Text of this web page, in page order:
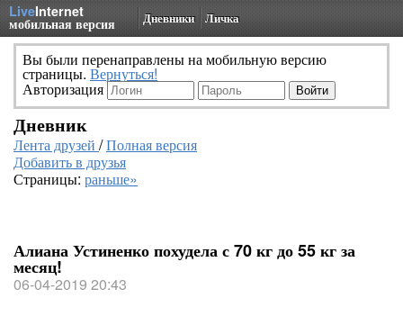
LiveInternet
мобильная версия Дневники Личка
Вы были перенаправлены на мобильную версию
страницы. Вернуться!
Авторизация
Дневник
Лента друзей /Полная версия
Добавить в друзья
Страницы: раньше»
Алиана Устиненко похудела с 70 кг до 55 кг за
месяц!
06-04-2019 20:43